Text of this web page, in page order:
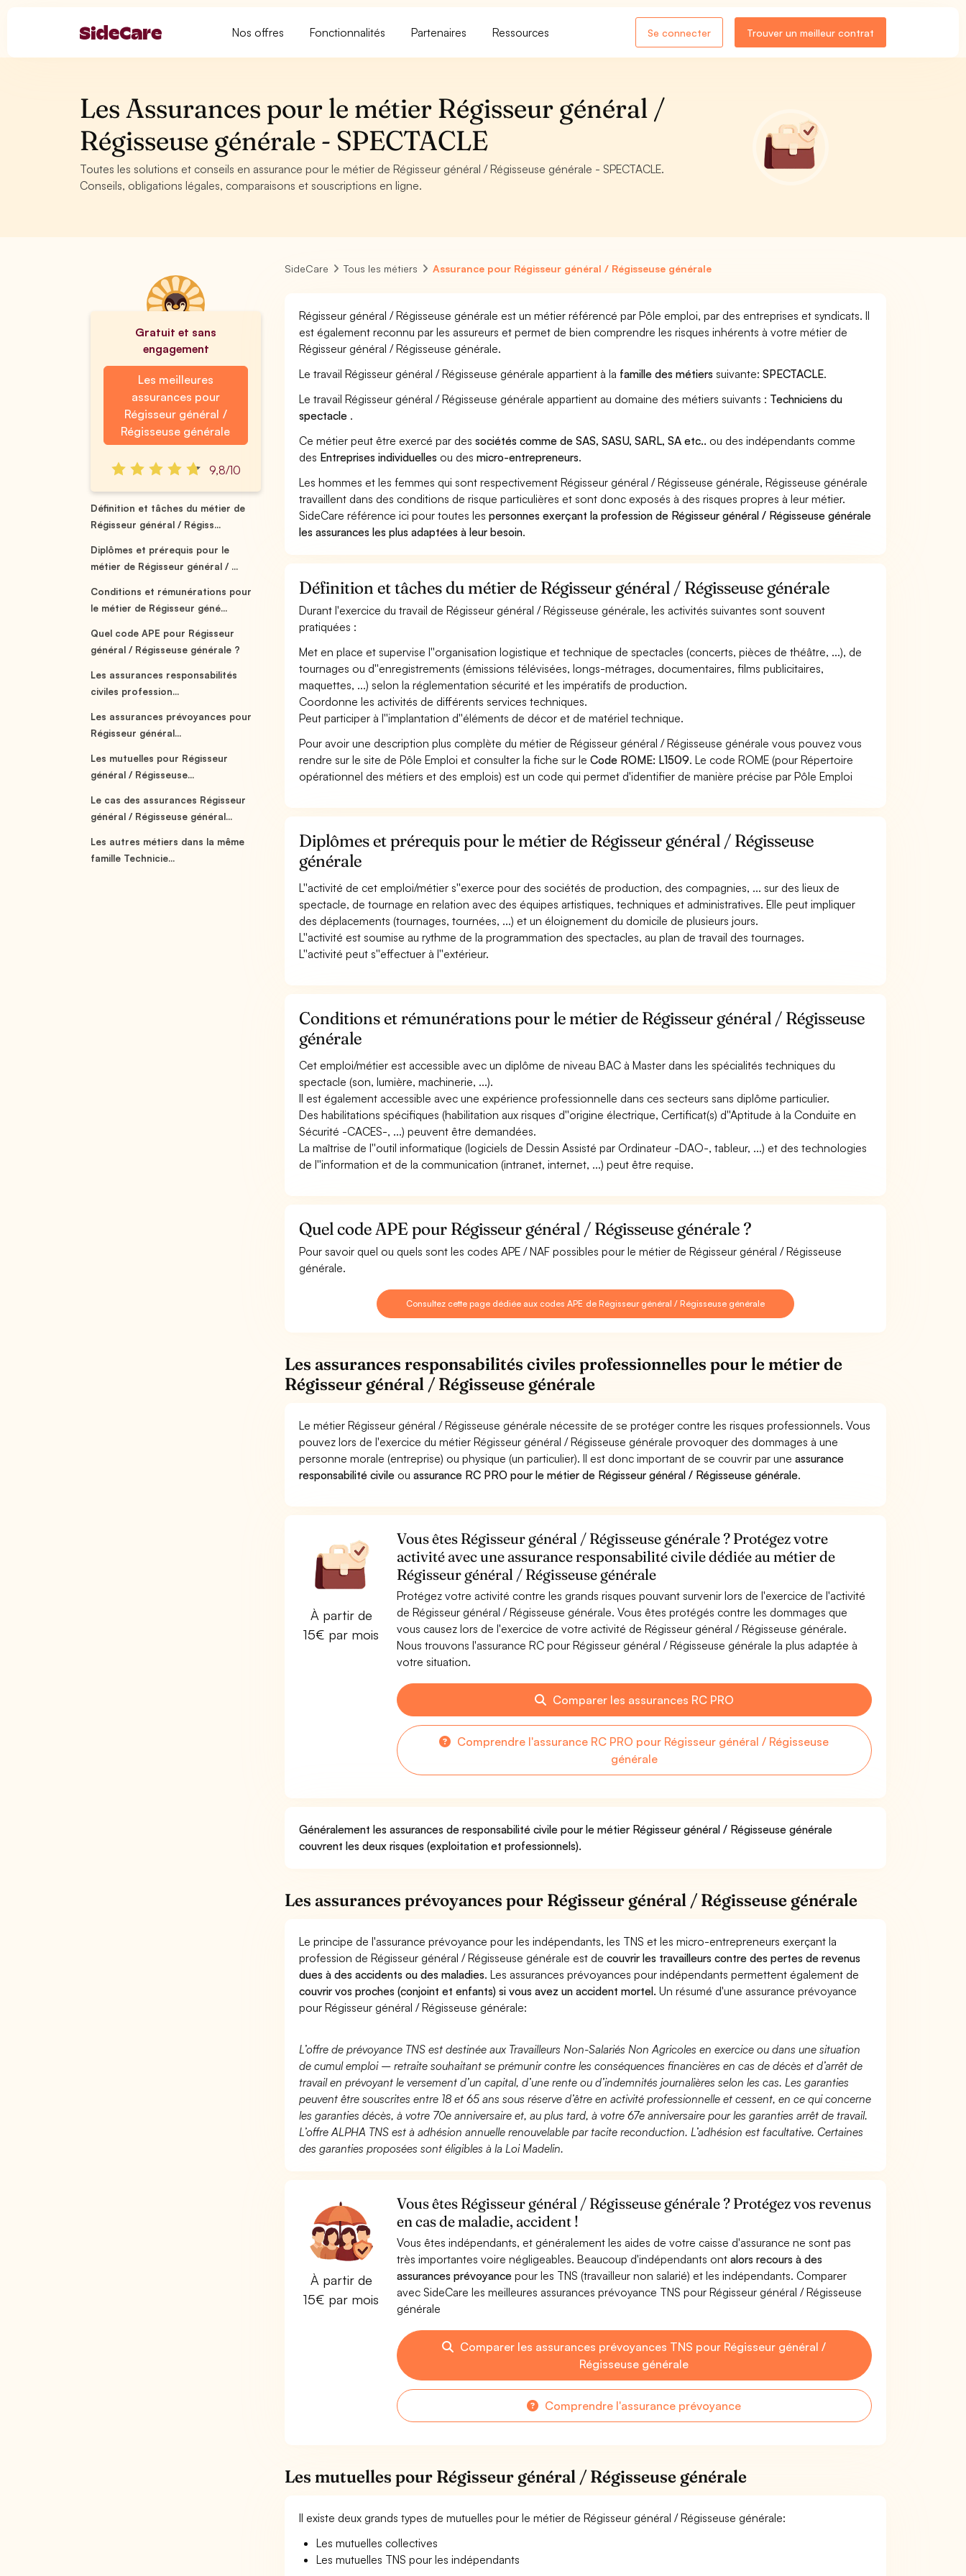
Nos offres Fonctionnalités Partenaires Ressources Se connecter Trouver un meilleur contrat
Les Assurances pour le métier Régisseur général /
Régisseuse générale - SPECTACLE
Toutes les solutions et conseils en assurance pour le métier de Régisseur général / Régisseuse générale - SPECTACLE.
Conseils, obligations légales, comparaisons et souscriptions en ligne.
Gratuit et sans
engagement
Les meilleures
assurances pour
Régisseur général /
Régisseuse générale
9,8/10
Définition et tâches du métier de
Régisseur général / Régiss...
Diplômes et prérequis pour le
métier de Régisseur général / ...
Conditions et rémunérations pour
le métier de Régisseur géné...
Quel code APE pour Régisseur
général / Régisseuse générale ?
Les assurances responsabilités
civiles profession...
Les assurances prévoyances pour
Régisseur général...
Les mutuelles pour Régisseur
général / Régisseuse...
Le cas des assurances Régisseur
général / Régisseuse général...
Les autres métiers dans la même
famille Technicie...
SideCare Tous les métiers Assurance pour Régisseur général / Régisseuse générale
Régisseur général / Régisseuse générale est un métier référencé par Pôle emploi, par des entreprises et syndicats. Il
est également reconnu par les assureurs et permet de bien comprendre les risques inhérents à votre métier de
Régisseur général / Régisseuse générale.
Le travail Régisseur général / Régisseuse générale appartient à la famille des métiers suivante:SPECTACLE.
Le travail Régisseur général / Régisseuse générale appartient au domaine des métiers suivants : Techniciens du
spectacle .
Ce métier peut être exercé par dessociétés comme de SAS, SASU, SARL, SA etc.. ou des indépendants comme
des Entreprises individuelles ou desmicro-entrepreneurs.
Les hommes et les femmes qui sont respectivement Régisseur général / Régisseuse générale, Régisseuse générale
travaillent dans des conditions de risque particulières et sont donc exposés à des risques propres à leur métier.
SideCare référence ici pour toutes lespersonnes exerçant la profession de Régisseur général / Régisseuse générale
les assurances les plus adaptées à leur besoin.
Définition et tâches du métier de Régisseur général / Régisseuse générale
Durant l'exercice du travail de Régisseur général / Régisseuse générale, les activités suivantes sont souvent
pratiquées :
Met en place et supervise l''organisation logistique et technique de spectacles (concerts, pièces de théâtre, ...), de
tournages ou d''enregistrements (émissions télévisées, longs-métrages, documentaires, films publicitaires,
maquettes, ...) selon la réglementation sécurité et les impératifs de production.
Coordonne les activités de différents services techniques.
Peut participer à l''implantation d''éléments de décor et de matériel technique.
Pour avoir une description plus complète du métier de Régisseur général / Régisseuse générale vous pouvez vous
rendre sur le site de Pôle Emploi et consulter la fiche sur leCode ROME: L1509. Le code ROME (pour Répertoire
opérationnel des métiers et des emplois) est un code qui permet d'identifier de manière précise par Pôle Emploi
Diplômes et prérequis pour le métier de Régisseur général / Régisseuse
générale
L''activité de cet emploi/métier s''exerce pour des sociétés de production, des compagnies, ... sur des lieux de
spectacle, de tournage en relation avec des équipes artistiques, techniques et administratives. Elle peut impliquer
des déplacements (tournages, tournées, ...) et un éloignement du domicile de plusieurs jours.
L''activité est soumise au rythme de la programmation des spectacles, au plan de travail des tournages.
L''activité peut s''effectuer à l''extérieur.
Conditions et rémunérations pour le métier de Régisseur général / Régisseuse
générale
Cet emploi/métier est accessible avec un diplôme de niveau BAC à Master dans les spécialités techniques du
spectacle (son, lumière, machinerie, ...).
Il est également accessible avec une expérience professionnelle dans ces secteurs sans diplôme particulier.
Des habilitations spécifiques (habilitation aux risques d''origine électrique, Certificat(s) d''Aptitude à la Conduite en
Sécurité -CACES-, ...) peuvent être demandées.
La maîtrise de l''outil informatique (logiciels de Dessin Assisté par Ordinateur -DAO-, tableur, ...) et des technologies
de l''information et de la communication (intranet, internet, ...) peut être requise.
Quel code APE pour Régisseur général / Régisseuse générale ?
Pour savoir quel ou quels sont les codes APE / NAF possibles pour le métier de Régisseur général / Régisseuse
générale.
Consultez cette page dédiée aux codes APE de Régisseur général / Régisseuse générale
Les assurances responsabilités civiles professionnelles pour le métier de
Régisseur général / Régisseuse générale
Le métier Régisseur général / Régisseuse générale nécessite de se protéger contre les risques professionnels. Vous
pouvez lors de l'exercice du métier Régisseur général / Régisseuse générale provoquer des dommages à une
personne morale (entreprise) ou physique (un particulier). Il est donc important de se couvrir par uneassurance
responsabilité civile ouassurance RC PRO pour le métier de Régisseur général / Régisseuse générale.
À partir de
15€ par mois
Vous êtes Régisseur général / Régisseuse générale ? Protégez votre
activité avec une assurance responsabilité civile dédiée au métier de
Régisseur général / Régisseuse générale
Protégez votre activité contre les grands risques pouvant survenir lors de l'exercice de l'activité
de Régisseur général / Régisseuse générale. Vous êtes protégés contre les dommages que
vous causez lors de l'exercice de votre activité de Régisseur général / Régisseuse générale.
Nous trouvons l'assurance RC pour Régisseur général / Régisseuse générale la plus adaptée à
votre situation.
Comparer les assurances RC PRO
Comprendre l'assurance RC PRO pour Régisseur général / Régisseuse
générale
Généralement les assurances de responsabilité civile pour le métier Régisseur général / Régisseuse générale
couvrent les deux risques (exploitation et professionnels).
Les assurances prévoyances pour Régisseur général / Régisseuse générale
Le principe de l'assurance prévoyance pour les indépendants, les TNS et les micro-entrepreneurs exerçant la
profession de Régisseur général / Régisseuse générale est decouvrir les travailleurs contre des pertes de revenus
dues à des accidents ou des maladies. Les assurances prévoyances pour indépendants permettent également de
couvrir vos proches (conjoint et enfants) si vous avez un accident mortel. Un résumé d'une assurance prévoyance
pour Régisseur général / Régisseuse générale:
L’offre de prévoyance TNS est destinée aux Travailleurs Non-Salariés Non Agricoles en exercice ou dans une situation
de cumul emploi – retraite souhaitant se prémunir contre les conséquences financières en cas de décès et d’arrêt de
travail en prévoyant le versement d’un capital, d’une rente ou d’indemnités journalières selon les cas. Les garanties
peuvent être souscrites entre 18 et 65 ans sous réserve d’être en activité professionnelle et cessent, en ce qui concerne
les garanties décès, à votre 70e anniversaire et, au plus tard, à votre 67e anniversaire pour les garanties arrêt de travail.
L’offre ALPHA TNS est à adhésion annuelle renouvelable par tacite reconduction. L’adhésion est facultative. Certaines
des garanties proposées sont éligibles à la Loi Madelin.
À partir de
15€ par mois
Vous êtes Régisseur général / Régisseuse générale ? Protégez vos revenus
en cas de maladie, accident !
Vous êtes indépendants, et généralement les aides de votre caisse d'assurance ne sont pas
très importantes voire négligeables. Beaucoup d'indépendants ont alors recours à des
assurances prévoyancepour les TNS (travailleur non salarié) et les indépendants. Comparer
avec SideCare les meilleures assurances prévoyance TNS pour Régisseur général / Régisseuse
générale
Comparer les assurances prévoyances TNS pour Régisseur général /
Régisseuse générale
Comprendre l'assurance prévoyance
Les mutuelles pour Régisseur général / Régisseuse générale
Il existe deux grands types de mutuelles pour le métier de Régisseur général / Régisseuse générale:
Les mutuelles collectives
Les mutuelles TNS pour les indépendants